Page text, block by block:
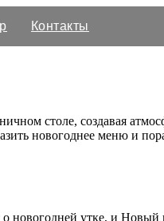
Контакты
столе, создавая
новогоднее меню и
новогодней утке, и